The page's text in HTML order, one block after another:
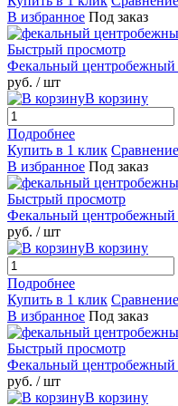
В избранное Под заказ
Быстрый просмотр
Фекальный центробежный
руб. / шт
В корзину
Подробнее
Купить в 1 клик Сравнение
В избранное Под заказ
Быстрый просмотр
Фекальный
руб. / шт
В корзину
Подробнее
Купить в 1 клик Сравнение
В избранное Под заказ
Быстрый просмотр
Фекальный
руб. / шт
В корзину